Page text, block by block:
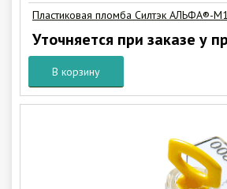
Пластиковая пломба Силтэк АЛЬФА®-
Уточняется при заказе у
В корзину